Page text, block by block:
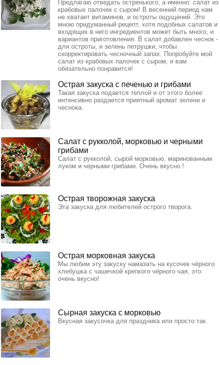
Предлагаю отведать остренького, а именно: салат из
крабовых палочек с сыром! В весенний период нам
не хватает витаминов, и остроты ощущений. Это
мною придуманный рецепт, хотя подобных салатов и
входящих в него ингредиентов может быть много, и
вариантов приготовления. В салат добавлен чеснок -
для остроты, и зелень петрушки, чтобы
скорректировать чесночный запах. Попробуйте мой
салат из крабовых палочек с сыром, и вам
обязательно понравится!
Острая закуска с печенью и грибами
Такая закуска подается теплой и от этого более
интенсивно раздается приятный аромат зелени и
чеснока.
Салат с рукколой, морковью и черными
грибами
Салат с рукколой, сырой морковью, маринованным
луком и черными грибами. Очень вкусно !
Острая творожная закуска
Эта закуска для любителей острого творога.
Острая морковная закуска
Мы любим эту закуску намазать на кусочек чёрного
хлебушка с чашечкой крепкого чёрного чая, это
очень вкусно!
Сырная закуска с морковью
Вкусная закусочка для праздника или просто так.